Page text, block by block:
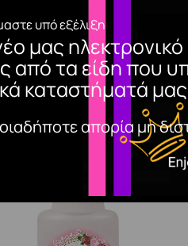
υπό εξέλιξη
μας
από τα είδη που
καταστήματά
απορία μη